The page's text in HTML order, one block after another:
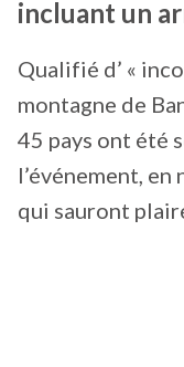
incluant un
Qualifié d’ «
montagne de
45 pays ont été
l’événement,
qui sauront